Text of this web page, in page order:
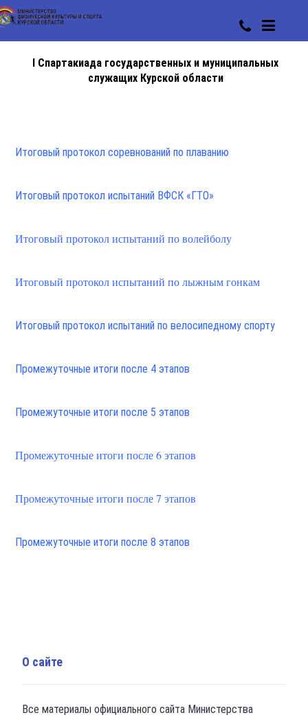
I Спартакиада государственных и муниципальных
служащих Курской области
Итоговый протокол соревнований по плаванию
Итоговый протокол испытаний ВФСК «ГТО»
Итоговый протокол испытаний по волейболу
Итоговый протокол испытаний по лыжным гонкам
Итоговый протокол испытаний по велосипедному спорту
Промежуточные итоги после 4 этапов
Промежуточные итоги после 5 этапов
Промежуточные итоги после 6 этапов
Промежуточные итоги после 7 этапов
Промежуточные итоги после 8 этапов
О сайте
Все материалы официального сайта Министерства